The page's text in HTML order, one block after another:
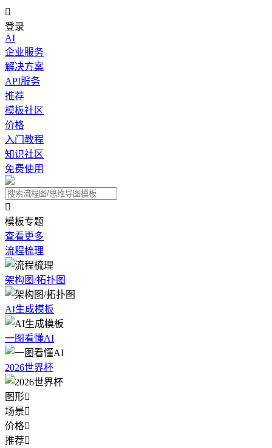

登录
AI
企业服务
解决方案
API服务
推荐
模板社区
价格
入门教程
知识社区
免费使用

模板专题
查看更多
流程梳理
架构图/拓扑图
AI生成模板
一图看懂AI
2026世界杯
图形
场景
价格
推荐